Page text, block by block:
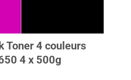
Toner 4 couleurs
4 x 500g